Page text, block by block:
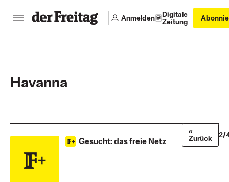
Anmelden
Digitale
Zeitung
Havanna
Gesucht: das freie Netz
«
Zurück
2/